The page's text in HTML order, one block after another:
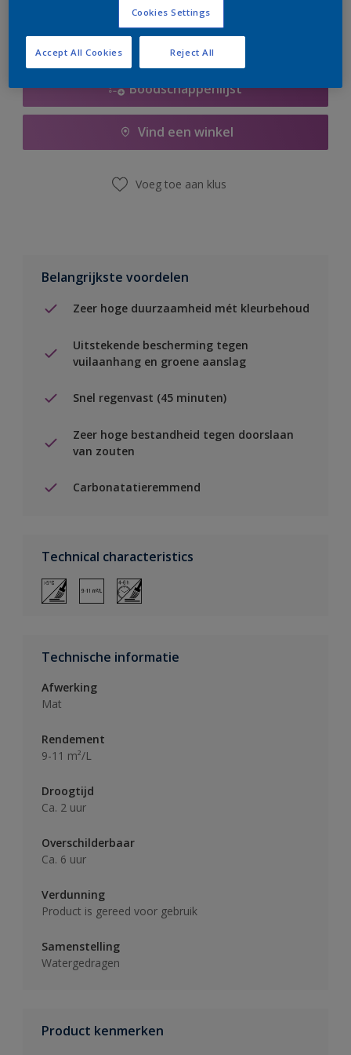
Boodschappenlijst
Vind een winkel
Voeg toe aan klus
Belangrijkste voordelen
Zeer hoge duurzaamheid mét kleurbehoud
Uitstekende bescherming tegen
vuilaanhang en groene aanslag
Snel regenvast (45 minuten)
Zeer hoge bestandheid tegen doorslaan
van zouten
Carbonatatieremmend
Technical characteristics
Technische informatie
Afwerking
Mat
Rendement
9-11 m²/L
Droogtijd
Ca. 2 uur
Overschilderbaar
Ca. 6 uur
Verdunning
Product is gereed voor gebruik
Samenstelling
Watergedragen
Product kenmerken
Cookies Settings
Reject All
Accept All Cookies